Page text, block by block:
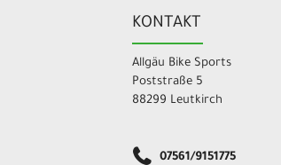
KONTAKT
Allgäu Bike Sports
Poststraße 5
88299 Leutkirch
07561/9151775